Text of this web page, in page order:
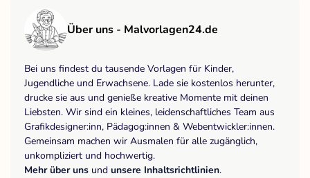
Über uns - Malvorlagen24.de
Bei uns findest du tausende Vorlagen für Kinder,
Jugendliche und Erwachsene. Lade sie kostenlos herunter,
drucke sie aus und genieße kreative Momente mit deinen
Liebsten. Wir sind ein kleines, leidenschaftliches Team aus
Grafikdesigner:inn, Pädagog:innen & Webentwickler:innen.
Gemeinsam machen wir Ausmalen für alle zugänglich,
unkompliziert und hochwertig.
Mehr über uns und unsere Inhaltsrichtlinien.